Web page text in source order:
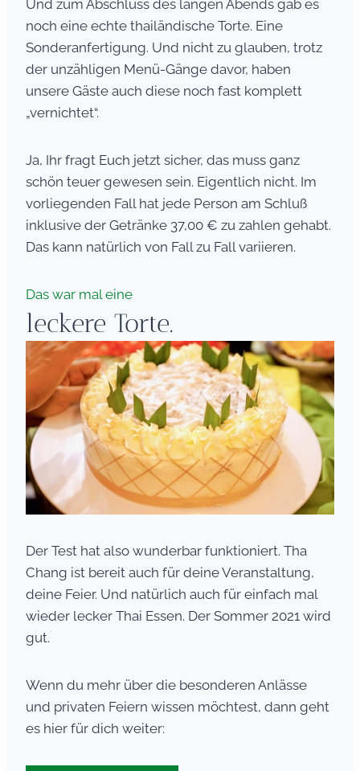
Und zum Abschluss des langen Abends gab es
noch eine echte thailändische Torte. Eine
Sonderanfertigung. Und nicht zu glauben, trotz
der unzähligen Menü-Gänge davor, haben
unsere Gäste auch diese noch fast komplett
„vernichtet“.
Ja, Ihr fragt Euch jetzt sicher, das muss ganz
schön teuer gewesen sein. Eigentlich nicht. Im
vorliegenden Fall hat jede Person am Schluß
inklusive der Getränke 37,00 € zu zahlen gehabt.
Das kann natürlich von Fall zu Fall variieren.
Das war mal eine
leckere Torte.
Der Test hat also wunderbar funktioniert. Tha
Chang ist bereit auch für deine Veranstaltung,
deine Feier. Und natürlich auch für einfach mal
wieder lecker Thai Essen. Der Sommer 2021 wird
gut.
Wenn du mehr über die besonderen Anlässe
und privaten Feiern wissen möchtest, dann geht
es hier für dich weiter: